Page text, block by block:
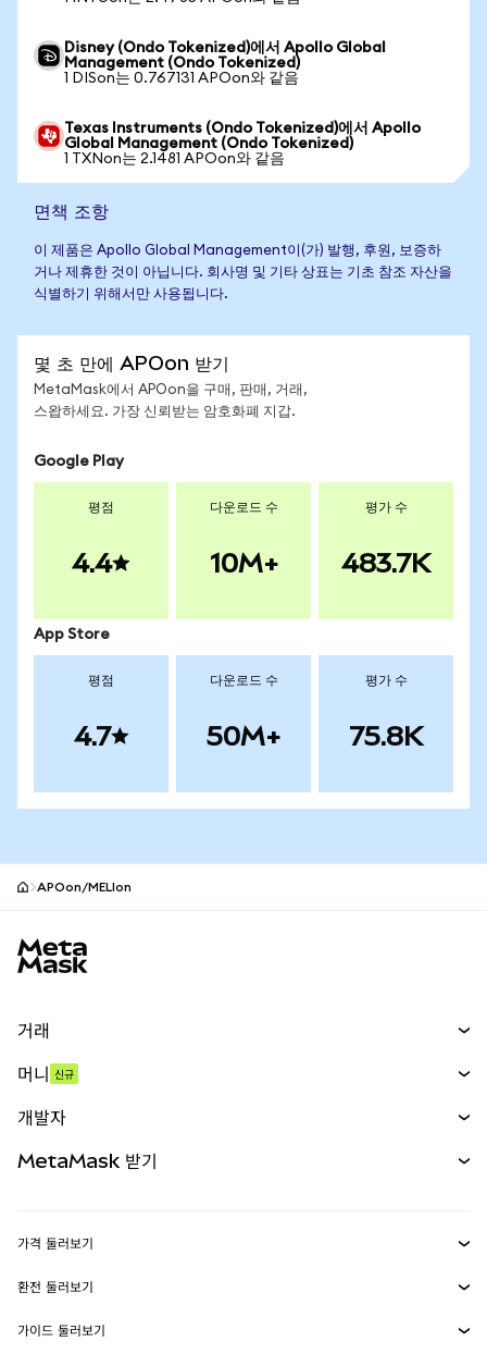
Disney (Ondo Tokenized)에서 Apollo Global
Management (Ondo Tokenized)
1 DISon는 0.767131 APOon와 같음
Texas Instruments (Ondo Tokenized)에서 Apollo
Global Management (Ondo Tokenized)
1 TXNon는 2.1481 APOon와 같음
면책 조항
이 제품은 Apollo Global Management이(가) 발행, 후원, 보증하
거나 제휴한 것이 아닙니다. 회사명 및 기타 상표는 기초 참조 자산을
식별하기 위해서만 사용됩니다.
몇 초 만에 APOon 받기
MetaMask에서 APOon을 구매, 판매, 거래,
스왑하세요. 가장 신뢰받는 암호화폐 지갑.
Google Play
평점
4.4
다운로드 수
10M+
평가 수
483.7K
App Store
평점
4.7
다운로드 수
50M+
평가 수
75.8K
APOon/MELIon
거래
무기한 선물
실물자산
머니 신규
개발자
MetaMask Connect
Snaps
MetaMask 받기
보안
가격 둘러보기
이더리움 가격
솔라나 가격
환전 둘러보기
ETH를 USD로 환전
가이드 둘러보기